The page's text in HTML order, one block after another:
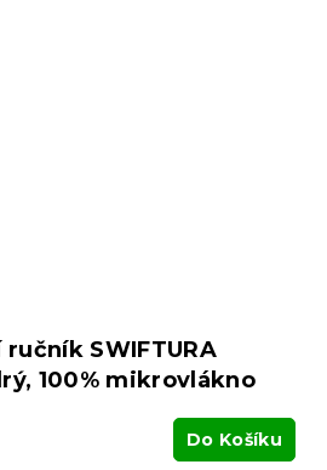
SWIFTURA
100% mikrovlákno
Do Košíku